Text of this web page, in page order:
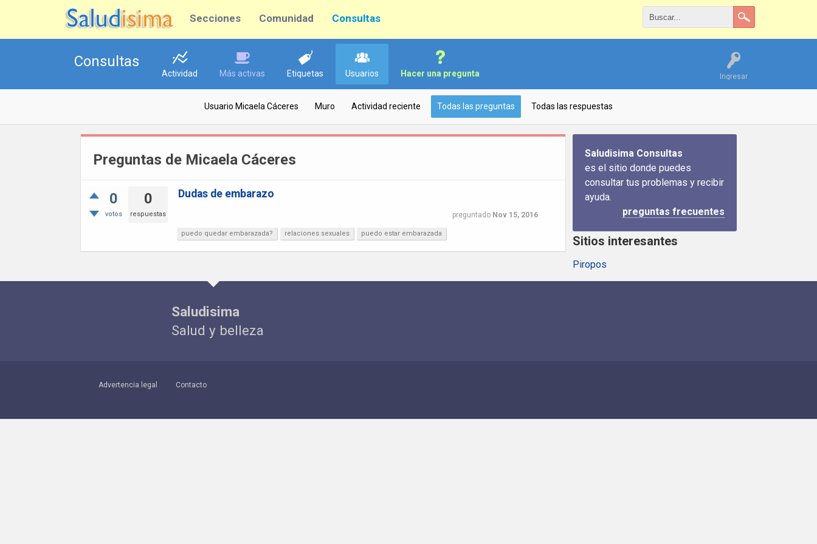
Secciones Comunidad Consultas
Ingresar
Consultas
Actividad Más activas Etiquetas Usuarios Hacer una pregunta
Usuario Micaela Cáceres Muro Actividad reciente Todas las preguntas Todas las respuestas
Preguntas de Micaela Cáceres
0
votos
0
respuestas
Dudas de embarazo
preguntado Nov 15, 2016
puedo quedar embarazada? relaciones sexuales puedo estar embarazada
Saludisima Consultas
es el sitio donde puedes
consultar tus problemas y recibir
ayuda.
preguntas frecuentes
Sitios interesantes
Piropos
Saludisima
Salud y belleza
Advertencia legal Contacto